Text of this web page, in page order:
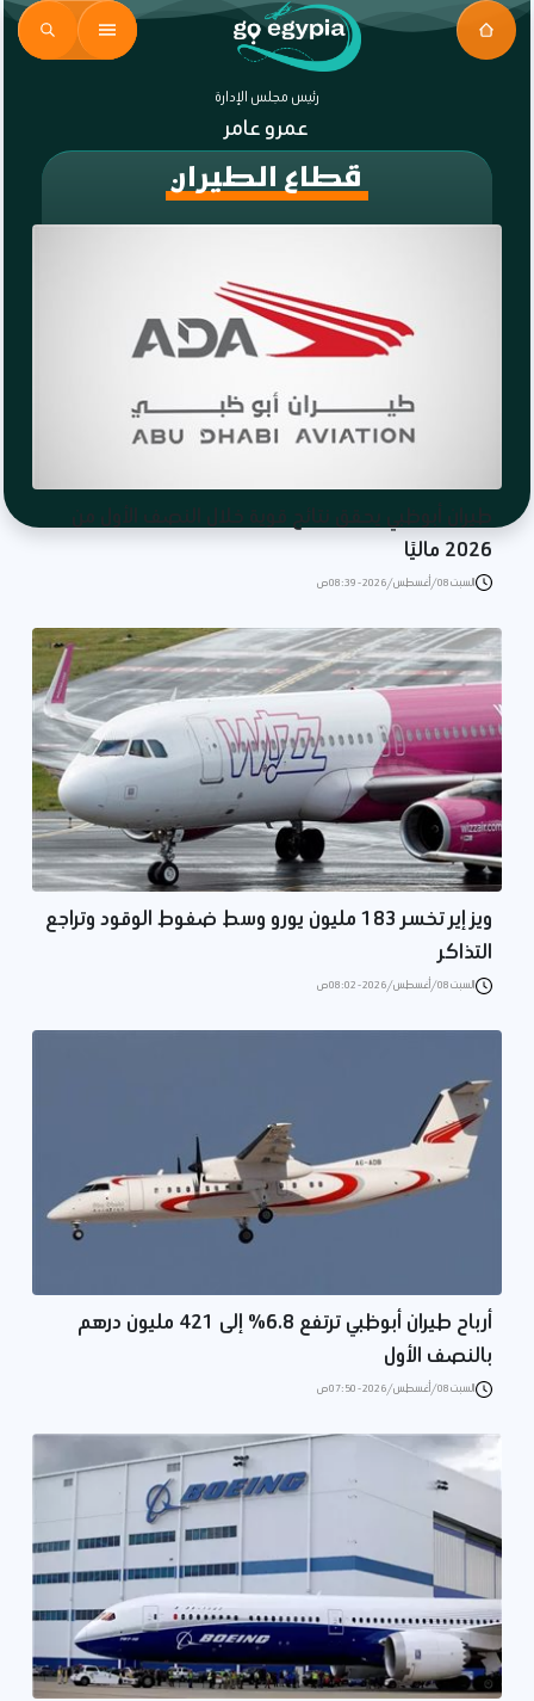
رئيس مجلس الإدارة
عمرو عامر
قطاع الطيران
طيران أبوظبي يحقق نتائج قوية خلال النصف الأول من
2026 ماليًا
السبت 08/أغسطس/2026 - 08:39 ص
ويز إير تخسر 183 مليون يورو وسط ضغوط الوقود وتراجع
التذاكر
السبت 08/أغسطس/2026 - 08:02 ص
أرباح طيران أبوظبي ترتفع 6.8% إلى 421 مليون درهم
بالنصف الأول
السبت 08/أغسطس/2026 - 07:50 ص